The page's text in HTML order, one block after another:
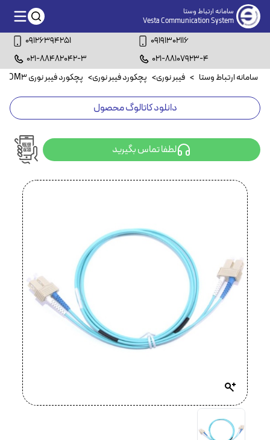
سامانه ارتباط وستا
Vesta Communication System
09126394251
09191302116
021-88482042-3
021-88107923-4
سامانه ارتباط وستا > فیبر نوری> پچکورد فیبر نوری> پچکورد فیبر نوری OM3
دانلود کاتالوگ محصول
لطفا تماس بگیرید